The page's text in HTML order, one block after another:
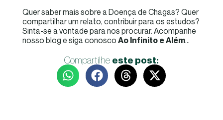
Quer saber mais sobre a Doença de Chagas? Quer
compartilhar um relato, contribuir para os estudos?
Sinta-se a vontade para nos procurar. Acompanhe
nosso blog e siga conosco Ao Infinito e Além…
Compartilhe este post: